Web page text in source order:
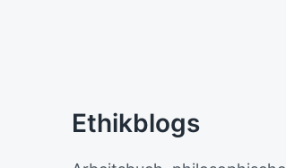
Ethikblogs